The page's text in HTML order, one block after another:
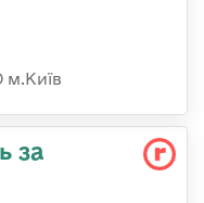
м.Київ
за